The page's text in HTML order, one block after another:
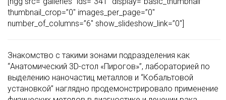
thumbnail_crop=”0″ images_per_page=”0″
number_of_columns=”6″ show_slideshow_link=”0″]
Знакомство с такими зонами подразделения как
“Анатомический 3D-стол «Пирогов»”, лабораторией по
выделению наночастиц металлов и “Кобальтовой
установкой” наглядно продемонстрировало применение